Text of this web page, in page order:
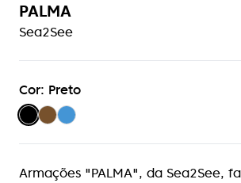
PALMA
Sea2See
Cor: Preto
Armações "PALMA", da Sea2See,